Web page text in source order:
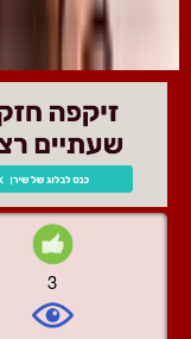
3